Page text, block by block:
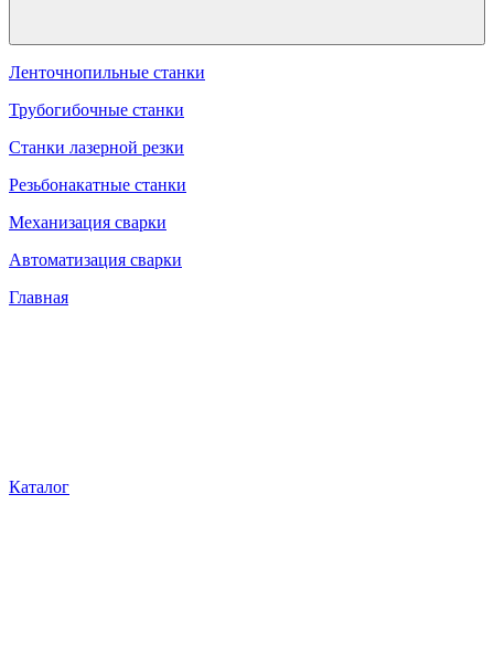
Ленточнопильные станки
Трубогибочные станки
Станки лазерной резки
Резьбонакатные станки
Механизация сварки
Автоматизация сварки
Главная
Каталог